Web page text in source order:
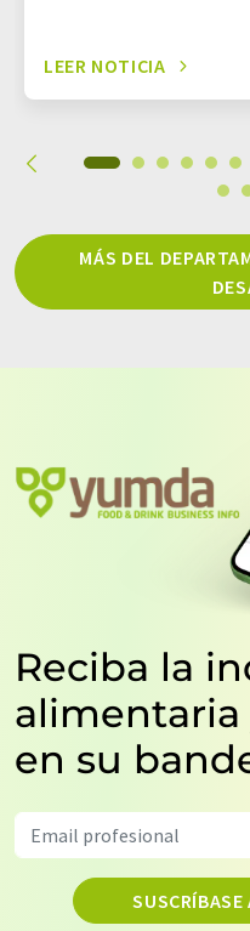
LEER NOTICIA
MÁS DEL
Reciba la
alimentaria
en su